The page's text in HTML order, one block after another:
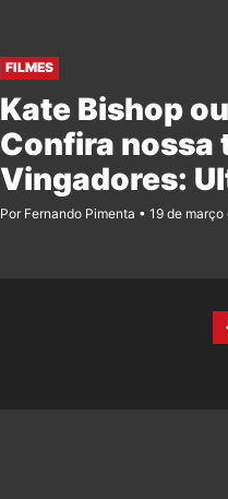
FILMES
Kate Bishop
Confira nossa
Vingadores:
Por Fernando Pimenta 19 de março